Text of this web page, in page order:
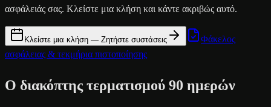
ασφάλειάς σας. Κλείστε μια κλήση και κάντε ακριβώς αυτό.
Κλείστε μια κλήση — Ζητήστε συστάσεις
Φάκελος
ασφάλειας & τεκμήρια πιστοποίησης
Ο διακόπτης τερματισμού 90 ημερών